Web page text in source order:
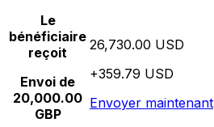
Le
bénéficiaire
reçoit
Envoi de
20,000.00
GBP
26,730.00 USD
+359.79 USD
Envoyer maintenant